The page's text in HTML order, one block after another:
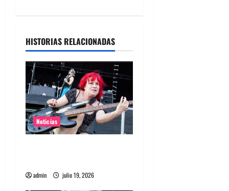
c
i
ó
n
d
e
HISTORIAS RELACIONADAS
Noticias
admin julio 19, 2026